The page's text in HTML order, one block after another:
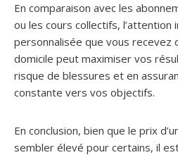
En comparaison avec les
ou les cours collectifs, l’attention
personnalisée que vous recevez
domicile peut maximiser vos
risque de blessures et en
constante vers vos objectifs.
En conclusion, bien que le prix
sembler élevé pour certains, il